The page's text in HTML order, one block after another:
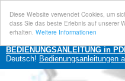
Diese Website verwendet Cookies, um
dass Sie das beste Erlebnis auf unserer
erhalten. Weitere Informationen
BEDIENUNGSANLEITUNG in
Deutsch! Bedienungsanleitungen